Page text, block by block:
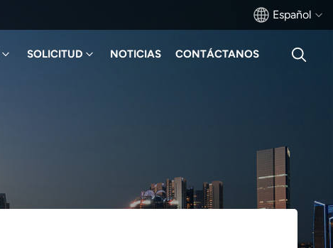
Español
русский
italiano
SOLICITUD NOTICIAS CONTÁCTANOS